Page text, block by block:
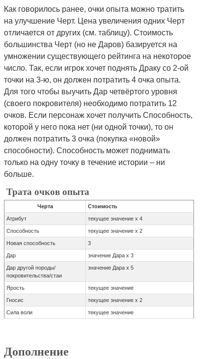
Как говорилось ранее, очки опыта можно тратить
на улучшение Черт. Цена увеличения одних Черт
отличается от других (см. таблицу). Стоимость
большинства Черт (но не Даров) базируется на
умножении существующего рейтинга на некоторое
число. Так, если игрок хочет поднять Драку со 2-ой
точки на 3-ю, он должен потратить 4 очка опыта.
Для того чтобы выучить Дар четвёртого уровня
(своего покровителя) необходимо потратить 12
очков. Если персонаж хочет получить Способность,
которой у него пока нет (ни одной точки), то он
должен потратить 3 очка (покупка «новой»
способности). Способность может поднимать
только на одну точку в течение истории – ни
больше.
Трата очков опыта
Черта Стоимость
Атрибут текущее значение x 4
Способность текущее значение x 2
Новая способность 3
Дар значение Дара x 3
Дар другой породы/
покровительства/стаи
значение Дара x 5
Ярость текущее значение
Гносис текущее значение x 2
Сила воли текущее значение
Дополнение